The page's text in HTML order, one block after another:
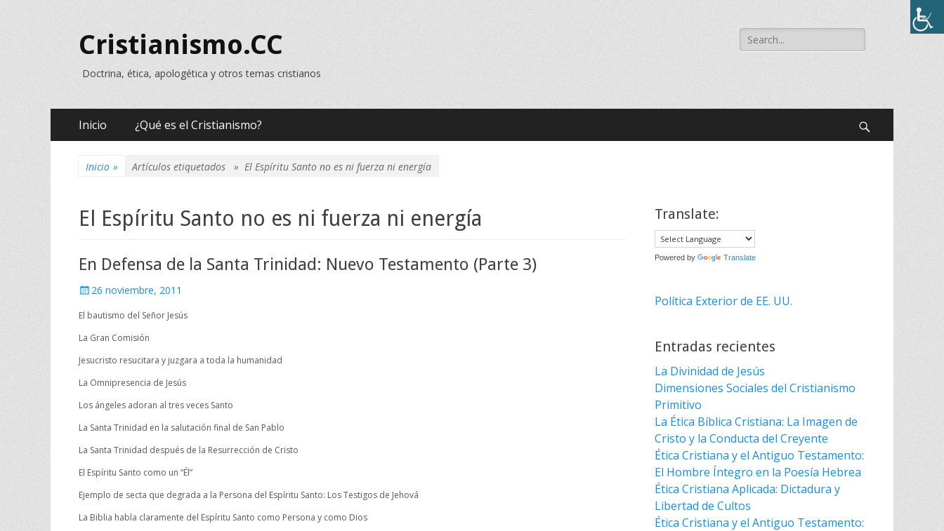
Cristianismo.CC
Doctrina, ética, apologética y otros temas cristianos
Buscar:
Menú
principal
Inicio ¿Qué es el Cristianismo?
Inicio » Artículos etiquetados » El Espíritu Santo no es ni fuerza ni energía
El Espíritu Santo no es ni fuerza ni energía
En Defensa de la Santa Trinidad: Nuevo Testamento (Parte 3)
Publicado
26 noviembre, 2011
El bautismo del Señor Jesús
La Gran Comisión
Jesucristo resucitara y juzgara a toda la humanidad
La Omnipresencia de Jesús
Los ángeles adoran al tres veces Santo
La Santa Trinidad en la salutación final de San Pablo
La Santa Trinidad después de la Resurrección de Cristo
El Espíritu Santo como un “Él”
Ejemplo de secta que degrada a la Persona del Espíritu Santo: Los Testigos de Jehová
La Biblia habla claramente del Espíritu Santo como Persona y como Dios
Translate:
Powered by Translate
Política Exterior de EE. UU.
Entradas recientes
La Divinidad de Jesús
Dimensiones Sociales del Cristianismo
Primitivo
La Ética Bíblica Cristiana: La Imagen de
Cristo y la Conducta del Creyente
Ética Cristiana y el Antiguo Testamento:
El Hombre Íntegro en la Poesía Hebrea
Ética Cristiana Aplicada: Dictadura y
Libertad de Cultos
Ética Cristiana y el Antiguo Testamento: